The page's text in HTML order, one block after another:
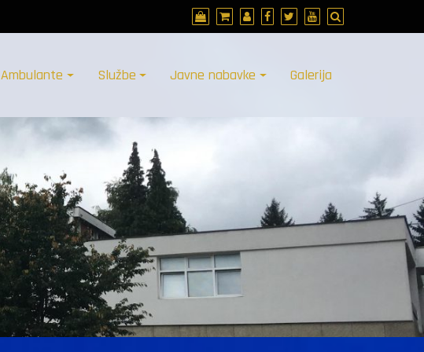
Ambulante Službe Javne nabavke Galerija